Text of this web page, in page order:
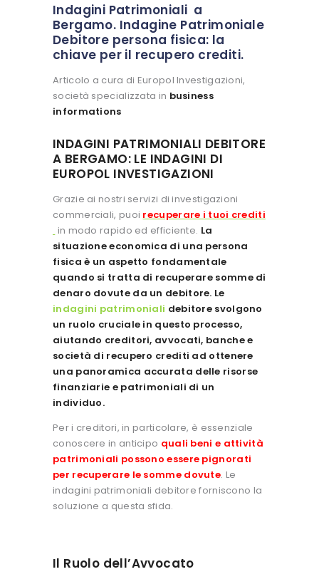
Indagini Patrimoniali a
Bergamo. Indagine Patrimoniale
Debitore persona fisica: la
chiave per il recupero crediti.
Articolo a cura di Europol Investigazioni,
società specializzata in business
informations
INDAGINI PATRIMONIALI DEBITORE
A BERGAMO: LE INDAGINI DI
EUROPOL INVESTIGAZIONI
Grazie ai nostri servizi di investigazioni
commerciali, puoi recuperare i tuoi crediti
in modo rapido ed efficiente. La
situazione economica di una persona
fisica è un aspetto fondamentale
quando si tratta di recuperare somme di
denaro dovute da un debitore. Le
indagini patrimoniali debitore svolgono
un ruolo cruciale in questo processo,
aiutando creditori, avvocati, banche e
società di recupero crediti ad ottenere
una panoramica accurata delle risorse
finanziarie e patrimoniali di un
individuo.
Per i creditori, in particolare, è essenziale
conoscere in anticipo quali beni e attività
patrimoniali possono essere pignorati
per recuperare le somme dovute. Le
indagini patrimoniali debitore forniscono la
soluzione a questa sfida.
Il Ruolo dell’Avvocato